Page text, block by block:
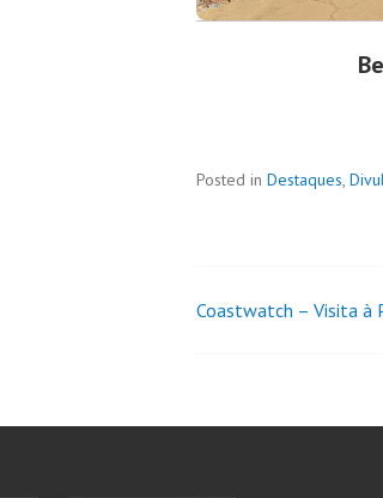
Posted in Destaques,
Coastwatch – Visita à